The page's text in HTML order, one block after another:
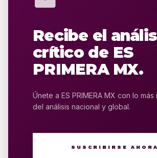
Recibe el
crítico de ES
PRIMERA MX.
Únete a ES PRIMERA MX con lo
del análisis nacional y global.
SUSCRIBIRSE AHORA